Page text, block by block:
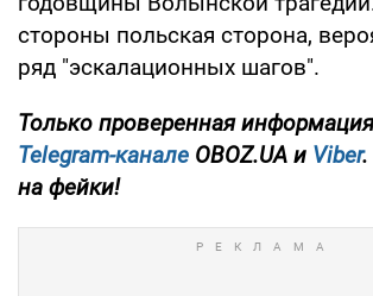
стороны польская сторона,
ряд "эскалационных шагов".
Только проверенная
Telegram-канале OBOZ.UA и Viber.
на фейки!